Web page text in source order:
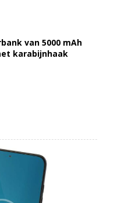
van 5000 mAh
karabijnhaak